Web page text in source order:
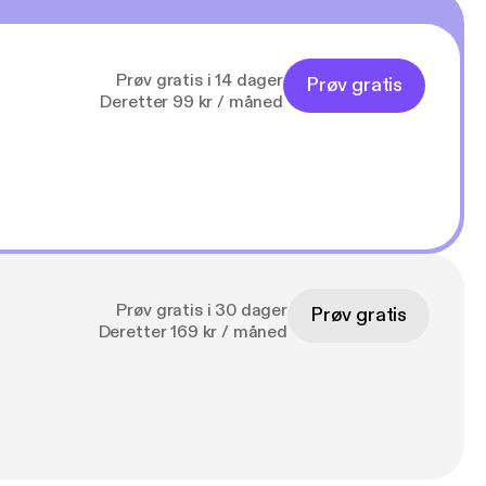
Prøv gratis i 14 dager
Deretter 99 kr / måned
Prøv gratis
Prøv gratis i 30 dager
Deretter 169 kr / måned
Prøv gratis